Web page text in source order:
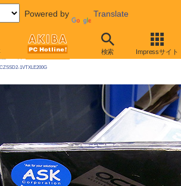
Powered by Translate
検索 Impressサイト
PC Hotline! 2010年2月27日号
1VTXLE200G